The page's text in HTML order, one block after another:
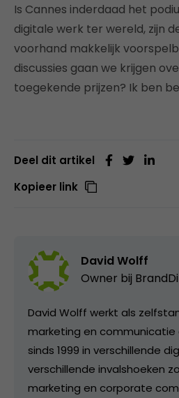
Is Cannes inderdaad het
digitale werk ter wereld, zijn
voorhand makkelijk
discussies gaan we krijgen
toegekende prijzen? Ik ben
Deel dit artikel
Kopieer link
David Wolff
Owner bij
David Wolff werkt als
marketing en communicatie
sinds 1999 in verschillende
verschillende invalshoeken
marketing en corporate